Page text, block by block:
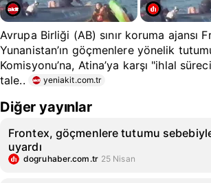
Avrupa Birliği (AB) sınır koruma ajansı
Yunanistan’ın göçmenlere yönelik
Komisyonu’na, Atina’ya karşı "ihlal
tale..
yeniakit.com.tr
Diğer yayınlar
Frontex, göçmenlere tutumu
uyardı
dogruhaber.com.tr 25 Nisan